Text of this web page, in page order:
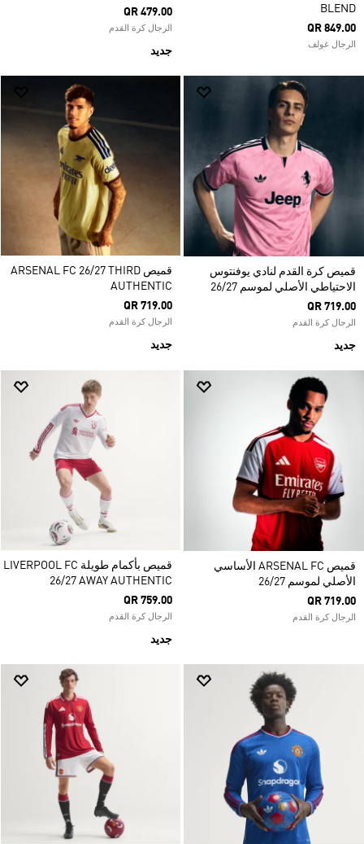
BLEND
QR 849.00
الرجال غولف
QR 479.00
الرجال كرة القدم
جديد
قميص كرة القدم لنادي يوفنتوس
الاحتياطي الأصلي لموسم 26/27
QR 719.00
الرجال كرة القدم
جديد
قميص ARSENAL FC 26/27 THIRD
AUTHENTIC
QR 719.00
الرجال كرة القدم
جديد
قميص ARSENAL FC الأساسي
الأصلي لموسم 26/27
QR 719.00
الرجال كرة القدم
قميص بأكمام طويلة LIVERPOOL FC
26/27 AWAY AUTHENTIC
QR 759.00
الرجال كرة القدم
جديد